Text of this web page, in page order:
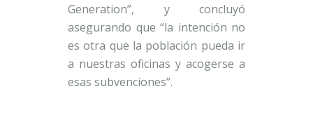
Generation”, y concluyó
asegurando que “la intención no
es otra que la población pueda ir
a nuestras oficinas y acogerse a
esas subvenciones”.